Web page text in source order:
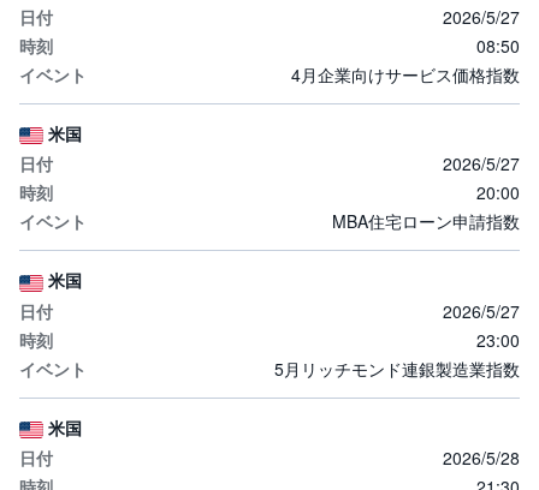
2026/5/27
08:50
4月企業向けサービス価格指数
米国
2026/5/27
20:00
MBA住宅ローン申請指数
米国
2026/5/27
23:00
5月リッチモンド連銀製造業指数
米国
2026/5/28